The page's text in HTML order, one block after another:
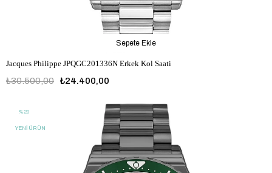
Jacques Philippe JPQGC201336N Erkek Kol Saati
₺24.400,00
₺30.500,00
Sepete Ekle
%20
YENI ÜRÜN